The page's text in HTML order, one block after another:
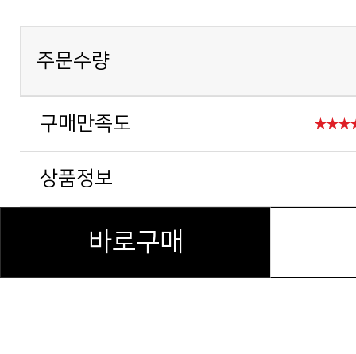
주문수량
구매만족도
상품정보
바로구매